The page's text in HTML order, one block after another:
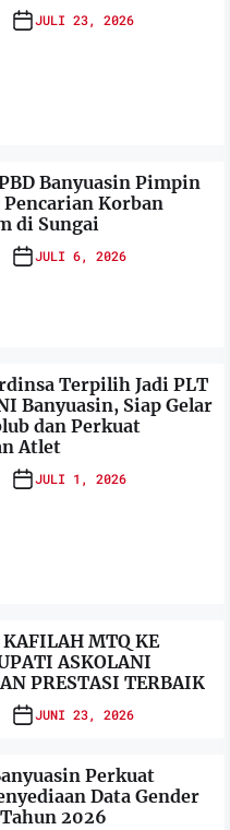
JULI 23, 2026
Banyuasin Pimpin
Korban
di Sungai
JULI 6, 2026
Terpilih Jadi PLT
Banyuasin, Siap Gelar
dan Perkuat
Atlet
JULI 1, 2026
MTQ KE
ASKOLANI
PRESTASI TERBAIK
JUNI 23, 2026
Perkuat
Data Gender
2026